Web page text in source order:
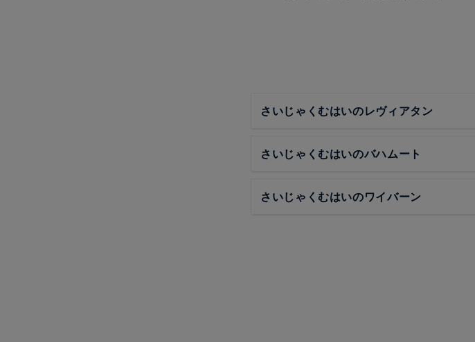
さいじゃくむはいのレヴィアタン
さいじゃくむはいのバハムート
さいじゃくむはいのワイバーン